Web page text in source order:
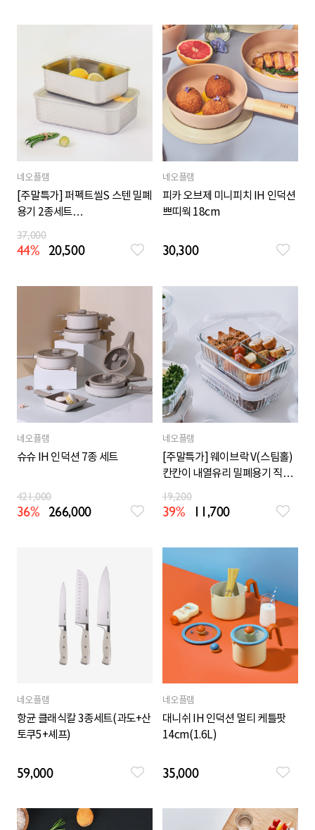
네오플램
[주말특가] 퍼펙트씰S 스텐 밀폐
용기 2종세트
(1150ml+1650ml)
37,000
44% 20,500
네오플램
피카 오브제 미니피치 IH 인덕션
쁘띠웍 18cm
30,300
네오플램
슈슈 IH 인덕션 7종 세트
421,000
36% 266,000
네오플램
[주말특가] 웨이브락 V(스팀홀)
칸칸이 내열유리 밀폐용기 직사
각 1,000ml 2P세트
19,200
39% 11,700
네오플램
항균 클래식칼 3종세트(과도+산
토쿠5+셰프)
59,000
네오플램
대니쉬 IH 인덕션 멀티 케틀팟
14cm(1.6L)
35,000